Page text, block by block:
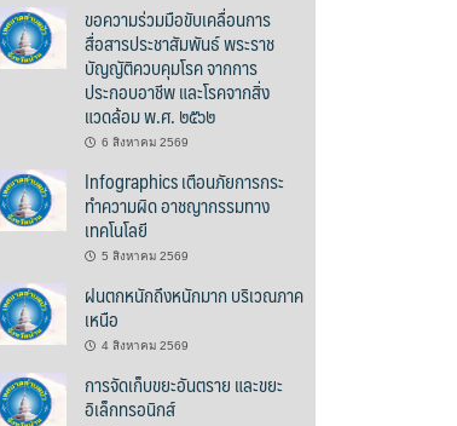
ขอความร่วมมือขับเคลื่อนการ
สื่อสารประชาสัมพันธ์ พระราช
บัญญัติควบคุมโรค จากการ
ประกอบอาชีพ และโรคจากสิ่ง
แวดล้อม พ.ศ. ๒๕๖๒
6 สิงหาคม 2569
Infographics เตือนภัยการกระ
ทำความผิด อาชญากรรมทาง
เทคโนโลยี
5 สิงหาคม 2569
ฝนตกหนักถึงหนักมาก บริเวณภาค
เหนือ
4 สิงหาคม 2569
การจัดเก็บขยะอันตราย และขยะ
อิเล็กทรอนิกส์